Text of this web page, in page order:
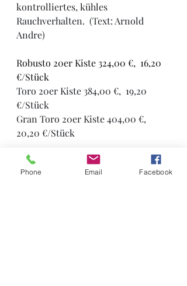
kontrolliertes, kühles
Rauchverhalten.  (Text: Arnold
Andre)
Robusto 20er Kiste 324,00 €,  16,20
€/Stück
Toro 20er Kiste 384,00 €,  19,20
€/Stück
Gran Toro 20er Kiste 404,00 €,
20,20 €/Stück
Phone Email Facebook